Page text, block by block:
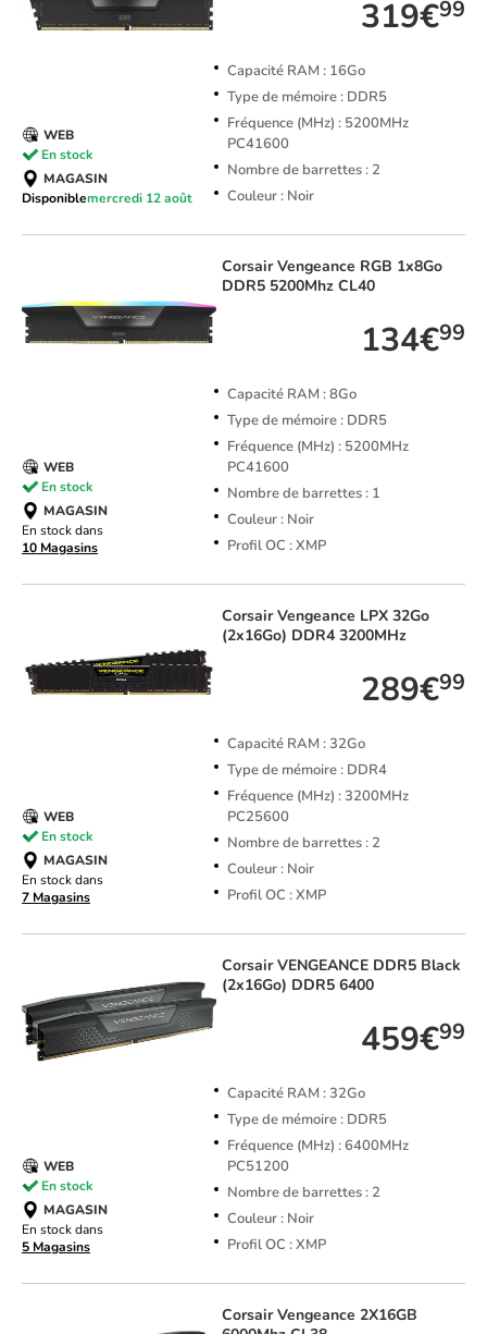
319€99
Capacité RAM : 16Go
Type de mémoire : DDR5
Fréquence (MHz) : 5200MHz
PC41600
Nombre de barrettes : 2
Couleur : Noir
WEB
En stock
MAGASIN
Disponiblemercredi 12 août
CorsairVengeance RGB 1x8Go
DDR5 5200Mhz CL40
134€99
Capacité RAM : 8Go
Type de mémoire : DDR5
Fréquence (MHz) : 5200MHz
PC41600
Nombre de barrettes : 1
Couleur : Noir
Profil OC : XMP
WEB
En stock
MAGASIN
En stock dans
10 Magasins
CorsairVengeance LPX 32Go
(2x16Go) DDR4 3200MHz
289€99
Capacité RAM : 32Go
Type de mémoire : DDR4
Fréquence (MHz) : 3200MHz
PC25600
Nombre de barrettes : 2
Couleur : Noir
Profil OC : XMP
WEB
En stock
MAGASIN
En stock dans
7 Magasins
CorsairVENGEANCE DDR5 Black
(2x16Go) DDR5 6400
459€99
Capacité RAM : 32Go
Type de mémoire : DDR5
Fréquence (MHz) : 6400MHz
PC51200
Nombre de barrettes : 2
Couleur : Noir
Profil OC : XMP
WEB
En stock
MAGASIN
En stock dans
5 Magasins
CorsairVengeance 2X16GB